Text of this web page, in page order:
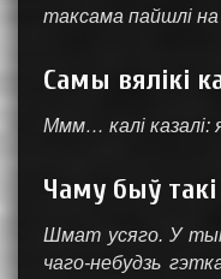
таксама пайшлі на
Самы вялікі
Ммм… калі казалі:
Чаму быў
Шмат усяго. У тым
чаго-небудзь